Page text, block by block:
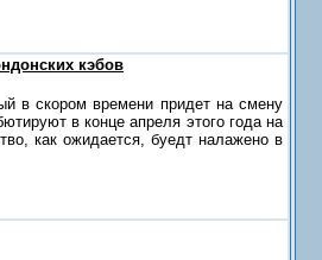
кэбов
в скором времени придет на смену
в конце апреля этого года на
как ожидается, буедт налажено в